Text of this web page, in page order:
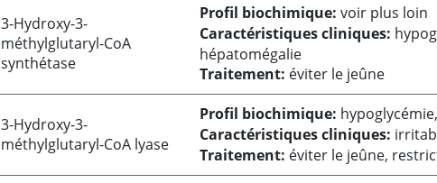
3-Hydroxy-3-
méthylglutaryl-CoA
synthétase
Profil biochimique: voir plus loin
Caractéristiques cliniques:
hépatomégalie
Traitement: éviter le jeûne
3-Hydroxy-3-
méthylglutaryl-CoA lyase
Profil biochimique:
Caractéristiques cliniques:
Traitement: éviter le jeûne,